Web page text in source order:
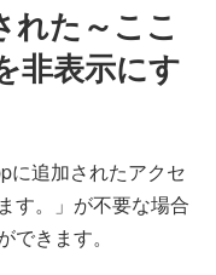
れた～ここ
非表示にす
に追加されたアクセ
す。」が不要な場合
きます。